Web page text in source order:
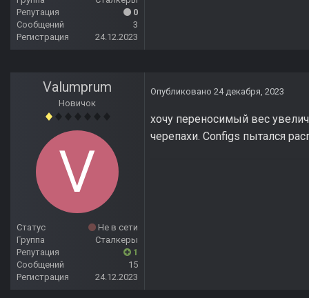
Репутация
0
Сообщений
3
Регистрация
24.12.2023
Valumprum
Новичок
Статус
Не в сети
Группа
Сталкеры
Репутация
1
Сообщений
15
Регистрация
24.12.2023
Опубликовано 24 декабря, 2023
хочу переносимый вес
черепахи. Configs пытался